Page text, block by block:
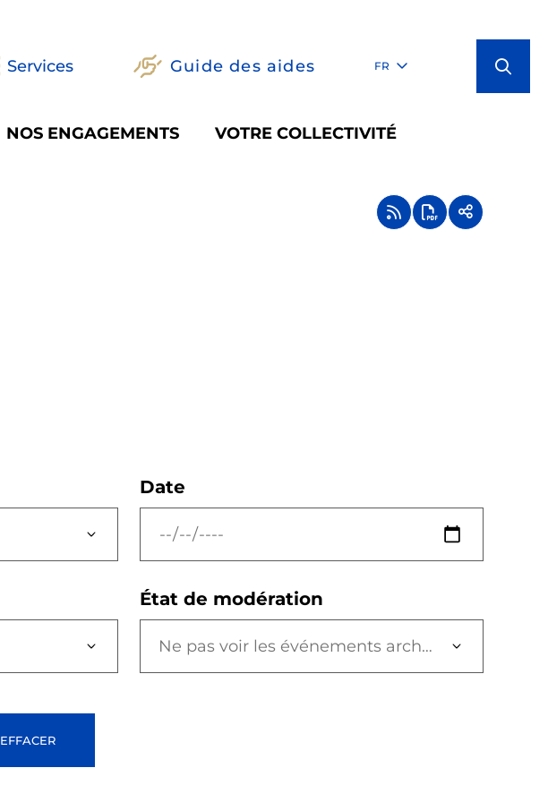
Services Guide des aides FR
NOS ENGAGEMENTS VOTRE COLLECTIVITÉ
Date
État de modération
EFFACER